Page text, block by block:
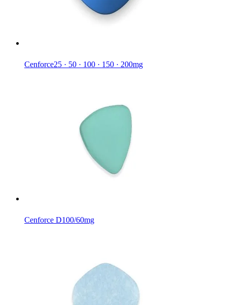
Cenforce25 · 50 · 100 · 150 · 200mg
Cenforce D100/60mg